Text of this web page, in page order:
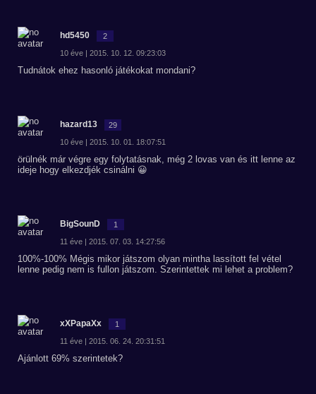
hd5450 2
10 éve | 2015. 10. 12. 09:23:03
Tudnátok ehez hasonló játékokat mondani?
hazard13 29
10 éve | 2015. 10. 01. 18:07:51
örülnék már végre egy folytatásnak, még 2 lovas van és itt lenne az
ideje hogy elkezdjék csinálni 😀
BigSounD 1
11 éve | 2015. 07. 03. 14:27:56
100%-100% Mégis mikor játszom olyan mintha lassított fel vétel
lenne pedig nem is fullon játszom. Szerintettek mi lehet a problem?
xXPapaXx 1
11 éve | 2015. 06. 24. 20:31:51
Ajánlott 69% szerintetek?